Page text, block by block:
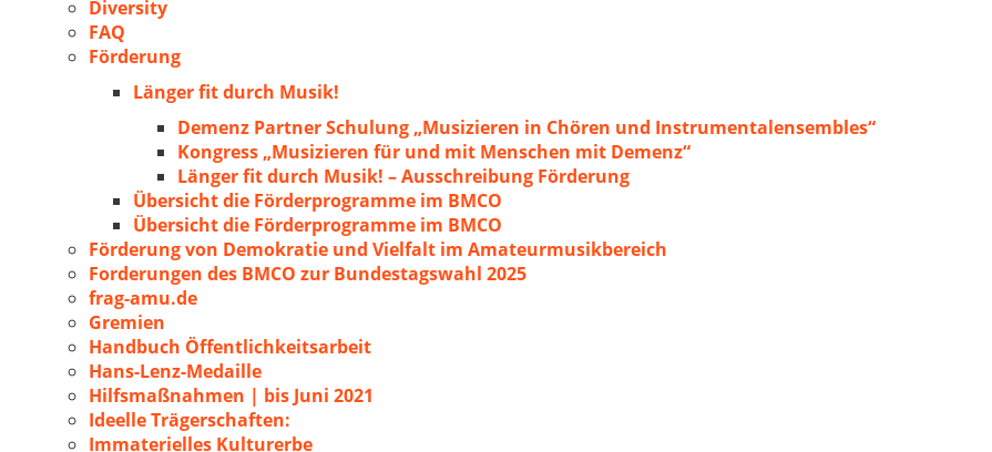
Diversity
FAQ
Förderung
Länger fit durch Musik!
Demenz Partner Schulung „Musizieren in Chören und Instrumentalensembles“
Kongress „Musizieren für und mit Menschen mit Demenz“
Länger fit durch Musik! – Ausschreibung Förderung
Übersicht die Förderprogramme im BMCO
Übersicht die Förderprogramme im BMCO
Förderung von Demokratie und Vielfalt im Amateurmusikbereich
Forderungen des BMCO zur Bundestagswahl 2025
frag-amu.de
Gremien
Handbuch Öffentlichkeitsarbeit
Hans-Lenz-Medaille
Hilfsmaßnahmen | bis Juni 2021
Ideelle Trägerschaften:
Immaterielles Kulturerbe